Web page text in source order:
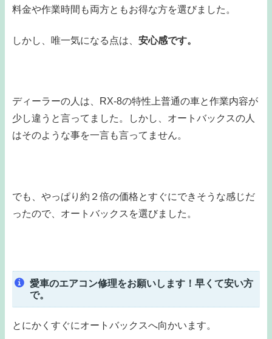
料金や作業時間も両方ともお得な方を選びました。
しかし、唯一気になる点は、 安心感です。
ディーラーの人は、RX-8の特性上普通の車と作業内容が
少し違うと言ってました。しかし、オートバックスの人
はそのような事を一言も言ってません。
でも、やっぱり約２倍の価格とすぐにできそうな感じだ
ったので、オートバックスを選びました。
愛車のエアコン修理をお願いします！早くて安い方
で。
とにかくすぐにオートバックスへ向かいます。